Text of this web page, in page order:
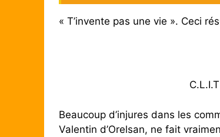
« T’invente pas une vie ». Ceci
Beaucoup d’injures dans les
Valentin d’Orelsan, ne fait